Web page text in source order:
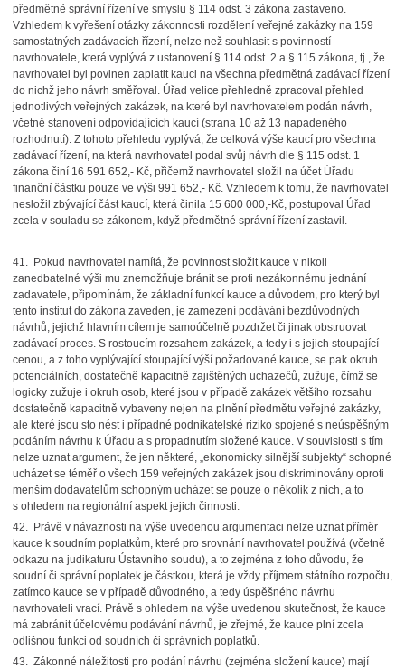
předmětné správní řízení ve smyslu § 114 odst. 3 zákona zastaveno.
Vzhledem k vyřešení otázky zákonnosti rozdělení veřejné zakázky na 159
samostatných zadávacích řízení, nelze než souhlasit s povinností
navrhovatele, která vyplývá z ustanovení § 114 odst. 2 a § 115 zákona, tj., že
navrhovatel byl povinen zaplatit kauci na všechna předmětná zadávací řízení
do nichž jeho návrh směřoval. Úřad velice přehledně zpracoval přehled
jednotlivých veřejných zakázek, na které byl navrhovatelem podán návrh,
včetně stanovení odpovídajících kaucí (strana 10 až 13 napadeného
rozhodnutí). Z tohoto přehledu vyplývá, že celková výše kaucí pro všechna
zadávací řízení, na která navrhovatel podal svůj návrh dle § 115 odst. 1
zákona činí 16 591 652,- Kč, přičemž navrhovatel složil na účet Úřadu
finanční částku pouze ve výši 991 652,- Kč. Vzhledem k tomu, že navrhovatel
nesložil zbývající část kaucí, která činila 15 600 000,-Kč, postupoval Úřad
zcela v souladu se zákonem, když předmětné správní řízení zastavil.
41. Pokud navrhovatel namítá, že povinnost složit kauce v nikoli
zanedbatelné výši mu znemožňuje bránit se proti nezákonnému jednání
zadavatele, připomínám, že základní funkcí kauce a důvodem, pro který byl
tento institut do zákona zaveden, je zamezení podávání bezdůvodných
návrhů, jejichž hlavním cílem je samoúčelně pozdržet či jinak obstruovat
zadávací proces. S rostoucím rozsahem zakázek, a tedy i s jejich stoupající
cenou, a z toho vyplývající stoupající výší požadované kauce, se pak okruh
potenciálních, dostatečně kapacitně zajištěných uchazečů, zužuje, čímž se
logicky zužuje i okruh osob, které jsou v případě zakázek většího rozsahu
dostatečně kapacitně vybaveny nejen na plnění předmětu veřejné zakázky,
ale které jsou sto nést i případné podnikatelské riziko spojené s neúspěšným
podáním návrhu k Úřadu a s propadnutím složené kauce. V souvislosti s tím
nelze uznat argument, že jen některé, „ekonomicky silnější subjekty“ schopné
ucházet se téměř o všech 159 veřejných zakázek jsou diskriminovány oproti
menším dodavatelům schopným ucházet se pouze o několik z nich, a to
s ohledem na regionální aspekt jejich činnosti.
42. Právě v návaznosti na výše uvedenou argumentaci nelze uznat příměr
kauce k soudním poplatkům, které pro srovnání navrhovatel používá (včetně
odkazu na judikaturu Ústavního soudu), a to zejména z toho důvodu, že
soudní či správní poplatek je částkou, která je vždy příjmem státního rozpočtu,
zatímco kauce se v případě důvodného, a tedy úspěšného návrhu
navrhovateli vrací. Právě s ohledem na výše uvedenou skutečnost, že kauce
má zabránit účelovému podávání návrhů, je zřejmé, že kauce plní zcela
odlišnou funkci od soudních či správních poplatků.
43. Zákonné náležitosti pro podání návrhu (zejména složení kauce) mají